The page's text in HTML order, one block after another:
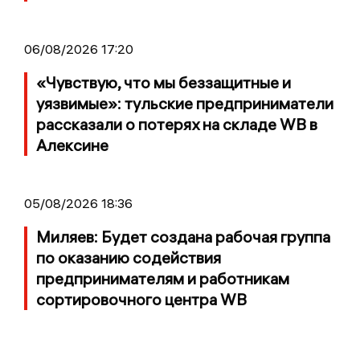
06/08/2026 17:20
«Чувствую, что мы беззащитные и
уязвимые»: тульские предприниматели
рассказали о потерях на складе WB в
Алексине
05/08/2026 18:36
Миляев: Будет создана рабочая группа
по оказанию содействия
предпринимателям и работникам
сортировочного центра WB